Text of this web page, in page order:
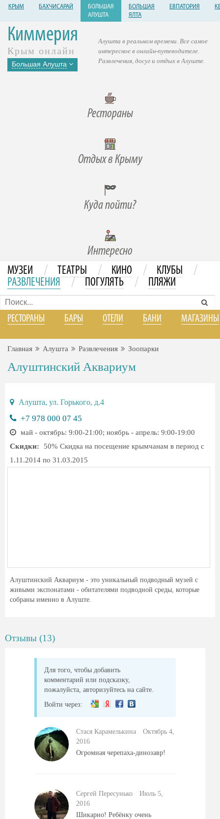
КРЫМ БАХЧИСАРАЙ
БОЛЬШАЯ
АЛУШТА
БОЛЬШАЯ
ЯЛТА
ЕВПАТОРИЯ
Киммерия
Крым онлайн
Большая Алушта
Рестораны
Отдых в Крыму
Куда пойти?
Интересно
Алушта в реальном времени. Все самое
интересное в онлайн-путеводителе.
Развлечения, досуг и отдых в Алуште.
МУЗЕИ / ТЕАТРЫ / КИНО / КЛУБЫ /
РАЗВЛЕЧЕНИЯ / ПОГУЛЯТЬ / ПЛЯЖИ
РЕСТОРАНЫ БАРЫ ОТЕЛИ БАНИ МАГАЗИНЫ
Главная Алушта Развлечения Зоопарки
Алуштинский Аквариум
Алушта, ул. Горького, д.4
+7 978 000 07 45
май - октябрь: 9:00-21:00; ноябрь - апрель: 9:00-19:00
Скидки:
50% Скидка на посещение крымчанам в период с
1.11.2014 по 31.03.2015
Алуштинский Аквариум - это уникальный подводный музей с
живыми экспонатами - обитателями подводной среды, которые
собраны именно в Алуште.
Отзывы (13)
Для того, чтобы добавить
комментарий или подсказку,
пожалуйста, авторизуйтесь на сайте.
Войти через:
Стася Карамелькина
Октябрь 4,
2016
Огромная черепаха-динозавр!
Сергей Пересунько
Июль 5,
2016
Шикарно! Ребёнку очень